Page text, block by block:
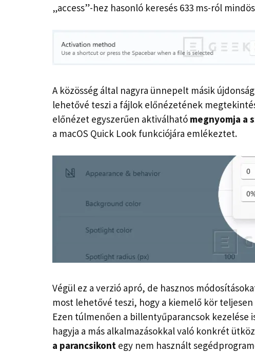
„access”-hez hasonló keresés 633 ms-ról
A közösség által nagyra ünnepelt másik
lehetővé teszi a fájlok előnézetének
előnézet egyszerűen aktiválható megnyomja a
a macOS Quick Look funkciójára emlékeztet.
Végül ez a verzió apró, de hasznos
most lehetővé teszi, hogy a kiemelő kör
Ezen túlmenően a billentyűparancsok
hagyja a más alkalmazásokkal való konkrét
a parancsikont egy nem használt